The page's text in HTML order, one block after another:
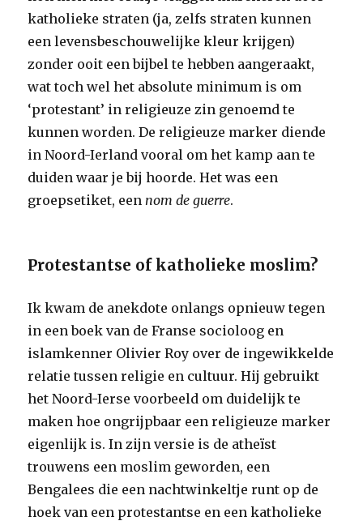
katholieke straten (ja, zelfs straten kunnen
een levensbeschouwelijke kleur krijgen)
zonder ooit een bijbel te hebben aangeraakt,
wat toch wel het absolute minimum is om
‘protestant’ in religieuze zin genoemd te
kunnen worden. De religieuze marker diende
in Noord-Ierland vooral om het kamp aan te
duiden waar je bij hoorde. Het was een
groepsetiket, eennom de guerre.
Protestantse of katholieke moslim?
Ik kwam de anekdote onlangs opnieuw tegen
in een boek van de Franse socioloog en
islamkenner Olivier Roy over de ingewikkelde
relatie tussen religie en cultuur. Hij gebruikt
het Noord-Ierse voorbeeld om duidelijk te
maken hoe ongrijpbaar een religieuze marker
eigenlijk is. In zijn versie is de atheïst
trouwens een moslim geworden, een
Bengalees die een nachtwinkeltje runt op de
hoek van een protestantse en een katholieke